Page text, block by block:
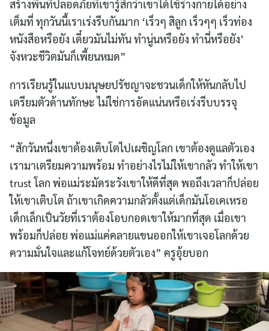
สร้างพื้นที่ปลอดภัยที่เขารู้สึกว่าเขาได้ใช้ร่างกายได้อย่าง
เต็มที่ ทุกวันนี้เราเร่งรีบกันมาก ‘เร็วๆ สิลูก เร็วๆๆ เร็วท่อง
หนังสือหรือยัง เดี๋ยวมันไม่ทัน ทำนู่นหรือยัง ทำนี่หรือยัง’
จังหวะชีวิตมันก็เพี้ยนหมด”
การเรียนรู้ในแบบมนุษยปรัชญาจะชวนเด็กให้หันกลับไป
เตรียมตัวด้านทักษะ ไม่ใช่การอัดแน่นหรือเร่งรีบบรรจุ
ข้อมูล
“สักวันหนึ่งเขาต้องเติบโตไปเผชิญโลก เขาต้องดูแลตัวเอง
เรามาเตรียมความพร้อม ทำอย่างไรไม่ให้เขากลัว ทำให้เขา
trust โลก พ่อแม่ระมัดระวังเขาให้ดีที่สุด พอถึงเวลาก็ปล่อย
ให้เขาเติบโต ถ้าเขาเกิดความกลัวตั้งแต่เด็กมันโอเคเหรอ
เด็กเล็กเป็นวัยที่เราต้องโอบกอดเขาให้มากที่สุด เมื่อเขา
พร้อมก็ปล่อย พ่อแม่แค่คลายแขนออกให้เขาเจอโลกด้วย
ความมั่นใจและแก้โจทย์ด้วยตัวเอง” ครูอุ้ยบอก